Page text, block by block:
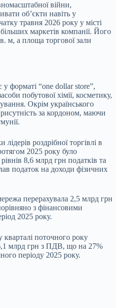
війни,
об’єкти навіть у
травня 2026 року у місті
маркетів компанії. Його
м, а площа торгової зали
форматі “one dollar store”,
побутової хімії, косметику,
Окрім українського
за кордоном, маючи
роздрібної торгівлі в
2025 року було
8,6 млрд грн податків та
податок на доходи фізичних
перерахувала 2,5 млрд грн
з фінансовими
2025 року.
поточного року
млрд грн з ПДВ, що на 27%
періоду 2025 року.